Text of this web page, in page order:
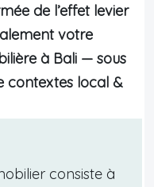
de l’effet levier
votre
à Bali — sous
contextes local &
consiste à